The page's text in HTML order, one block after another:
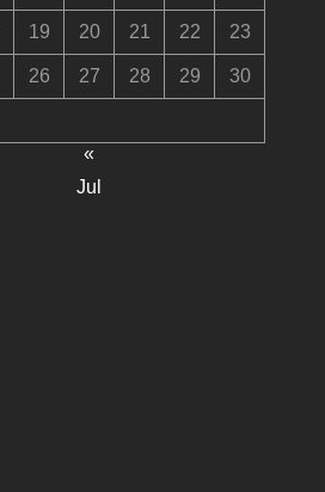
19 20 21 22 23
26 27 28 29 30
«
Jul